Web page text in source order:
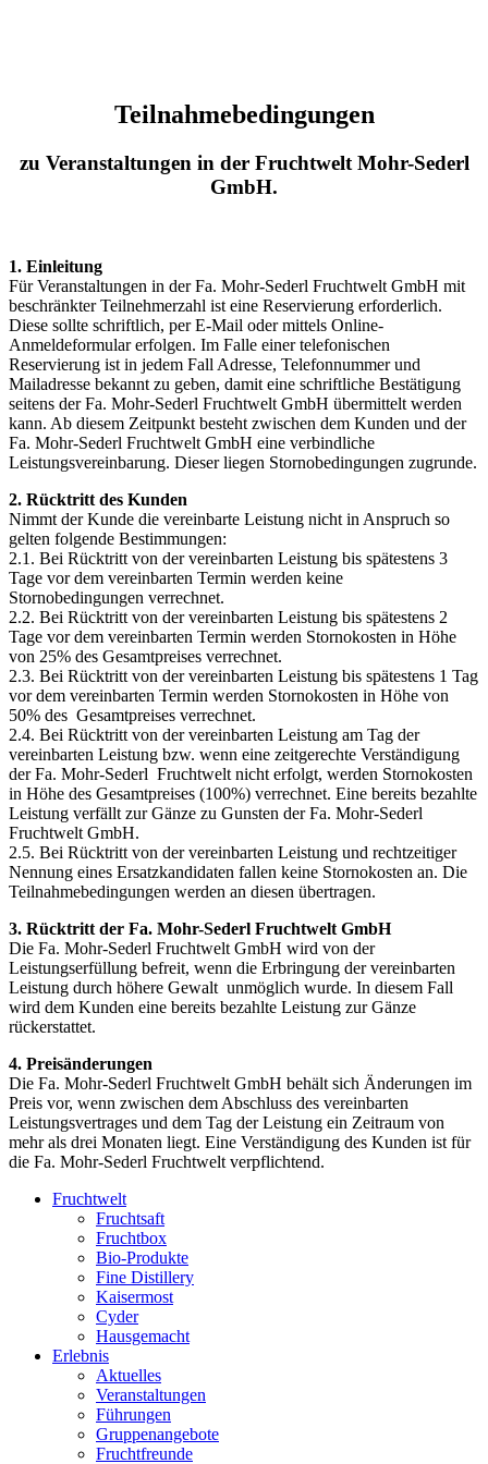
Teilnahmebedingungen
zu Veranstaltungen in der Fruchtwelt Mohr-Sederl
GmbH.
1. Einleitung
Für Veranstaltungen in der Fa. Mohr-Sederl Fruchtwelt GmbH mit
beschränkter Teilnehmerzahl ist eine Reservierung erforderlich.
Diese sollte schriftlich, per E-Mail oder mittels Online-
Anmeldeformular erfolgen. Im Falle einer telefonischen
Reservierung ist in jedem Fall Adresse, Telefonnummer und
Mailadresse bekannt zu geben, damit eine schriftliche Bestätigung
seitens der Fa. Mohr-Sederl Fruchtwelt GmbH übermittelt werden
kann. Ab diesem Zeitpunkt besteht zwischen dem Kunden und der
Fa. Mohr-Sederl Fruchtwelt GmbH eine verbindliche
Leistungsvereinbarung. Dieser liegen Stornobedingungen zugrunde.
2. Rücktritt des Kunden
Nimmt der Kunde die vereinbarte Leistung nicht in Anspruch so
gelten folgende Bestimmungen:
2.1. Bei Rücktritt von der vereinbarten Leistung bis spätestens 3
Tage vor dem vereinbarten Termin werden keine
Stornobedingungen verrechnet.
2.2. Bei Rücktritt von der vereinbarten Leistung bis spätestens 2
Tage vor dem vereinbarten Termin werden Stornokosten in Höhe
von 25% des Gesamtpreises verrechnet.
2.3. Bei Rücktritt von der vereinbarten Leistung bis spätestens 1 Tag
vor dem vereinbarten Termin werden Stornokosten in Höhe von
50% des Gesamtpreises verrechnet.
2.4. Bei Rücktritt von der vereinbarten Leistung am Tag der
vereinbarten Leistung bzw. wenn eine zeitgerechte Verständigung
der Fa. Mohr-Sederl Fruchtwelt nicht erfolgt, werden Stornokosten
in Höhe des Gesamtpreises (100%) verrechnet. Eine bereits bezahlte
Leistung verfällt zur Gänze zu Gunsten der Fa. Mohr-Sederl
Fruchtwelt GmbH.
2.5. Bei Rücktritt von der vereinbarten Leistung und rechtzeitiger
Nennung eines Ersatzkandidaten fallen keine Stornokosten an. Die
Teilnahmebedingungen werden an diesen übertragen.
3. Rücktritt der Fa. Mohr-Sederl Fruchtwelt GmbH
Die Fa. Mohr-Sederl Fruchtwelt GmbH wird von der
Leistungserfüllung befreit, wenn die Erbringung der vereinbarten
Leistung durch höhere Gewalt unmöglich wurde. In diesem Fall
wird dem Kunden eine bereits bezahlte Leistung zur Gänze
rückerstattet.
4. Preisänderungen
Die Fa. Mohr-Sederl Fruchtwelt GmbH behält sich Änderungen im
Preis vor, wenn zwischen dem Abschluss des vereinbarten
Leistungsvertrages und dem Tag der Leistung ein Zeitraum von
mehr als drei Monaten liegt. Eine Verständigung des Kunden ist für
die Fa. Mohr-Sederl Fruchtwelt verpflichtend.
Close
Fruchtwelt
Fruchtsaft
Fruchtbox
Bio-Produkte
Fine Distillery
Kaisermost
Cyder
Hausgemacht
Erlebnis
Aktuelles
Veranstaltungen
Führungen
Gruppenangebote
Fruchtfreunde